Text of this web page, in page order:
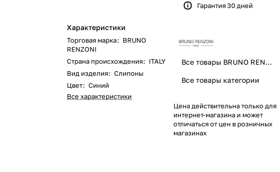
Характеристики
Торговая марка: BRUNO
RENZONI
Страна происхождения: ITALY
Вид изделия: Слипоны
Цвет: Синий
Все характеристики
Гарантия 30 дней
Все товары BRUNO RENZONI
Все товары категории
Цена действительна только для
интернет-магазина и может
отличаться от цен в розничных
магазинах